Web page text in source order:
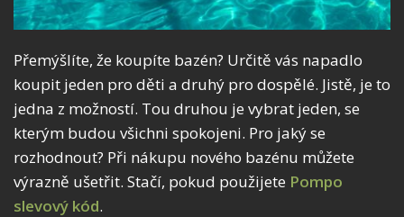
Přemýšlíte, že koupíte bazén? Určitě vás napadlo
koupit jeden pro děti a druhý pro dospělé. Jistě, je to
jedna z možností. Tou druhou je vybrat jeden, se
kterým budou všichni spokojeni. Pro jaký se
rozhodnout? Při nákupu nového bazénu můžete
výrazně ušetřit. Stačí, pokud použijete Pompo
slevový kód.